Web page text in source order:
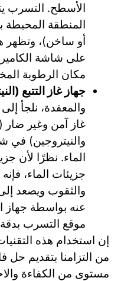
الأسطح. التسرب
المنطقة المحيطة
أو ساخن)، وتظهر
على شاشة
مكان الرطوبة
جهاز غاز التتبع
والمعقدة، نلجأ
غاز آمن وغير ضار
والنيتروجين) في
الماء. نظرًا لأن
جزيئات الماء،
والثقوب ويصعد
عنه بواسطة جهاز
موقع التسرب بدقة
إن استخدام هذه
من التزامنا بتقديم حل
مستوى من الكفاءة